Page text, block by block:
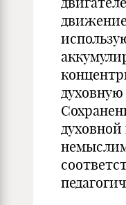
духовной